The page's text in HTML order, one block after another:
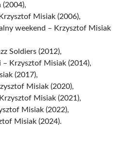
(2004),
Misiak (2006),
weekend – Krzysztof Misiak
Soldiers (2012),
– Krzysztof Misiak (2014),
(2017),
Misiak (2020),
Misiak (2021),
Misiak (2022),
Misiak (2024).